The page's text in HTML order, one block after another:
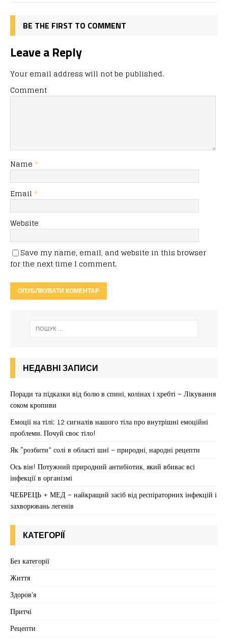
BE THE FIRST TO COMMENT
Leave a Reply
Your email address will not be published.
Comment
Name *
Email *
Website
Save my name, email, and website in this browser
for the next time I comment.
НЕДАВНІ ЗАПИСИ
Поради та підказки від болю в спині, колінах і хребті – Лікування
соком кропиви
Емоції на тілі: 12 сигналів нашого тіла про внутрішні емоційні
проблеми. Почуй своє тіло!
Як “розбити” солі в області шиї – природні, народні рецепти
Ось він! Потужний природний антибіотик, який вбиває всі
інфекції в організмі
ЧЕБРЕЦЬ + МЕД – найкращий засіб від респіраторних інфекцій і
захворювань легенів
КАТЕГОРІЇ
Без категорії
Життя
Здоров'я
Притчі
Рецепти